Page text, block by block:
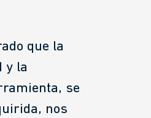
que la
y la
se
nos